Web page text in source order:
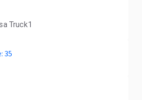
Truck1
35